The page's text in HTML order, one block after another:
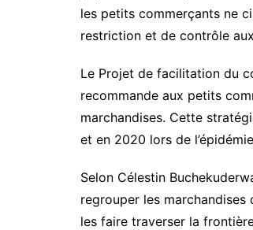
les petits commerçants ne
restriction et de contrôle
Le Projet de facilitation du
recommande aux petits
marchandises. Cette
et en 2020 lors de
Selon Célestin
regrouper les marchandises
les faire traverser la